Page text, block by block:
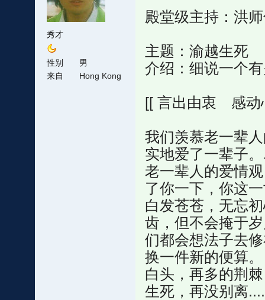
秀才
性别
男
来自
Hong Kong
殿堂级主持：洪
主题：渝越生死
介绍：细说一个
[[ 言出由衷 感动
我们羡慕老一辈
实地爱了一辈子
老一辈人的爱情
了你一下，你这
白发苍苍，无忘
齿，但不会掩于
们都会想法子去
换一件新的便算
白头，再多的荆
生死，再没别离